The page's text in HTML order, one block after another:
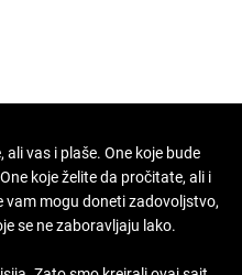
vas i plaše. One koje bude
koje želite da pročitate, ali i
vam mogu doneti zadovoljstvo,
se ne zaboravljaju lako.